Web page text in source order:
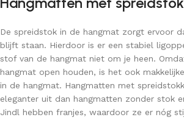
De spreidstok in de hangmat zorgt ervoor
blijft staan. Hierdoor is er een stabiel
stof van de hangmat niet om je heen.
hangmat open houden, is het ook
in de hangmat. Hangmatten met
eleganter uit dan hangmatten zonder stok
Jindl hebben franjes, waardoor ze er nóg